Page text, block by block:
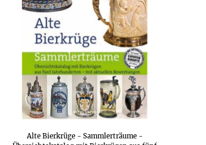
Alte Bierkrüge - Sammlerträume -